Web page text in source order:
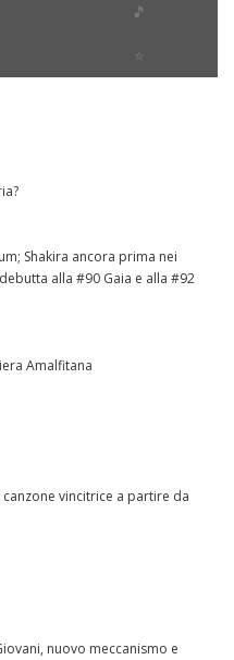
🎵
⭐️
Shakira ancora prima nei
alla #90 Gaia e alla #92
Amalfitana
canzone vincitrice a partire da
nuovo meccanismo e